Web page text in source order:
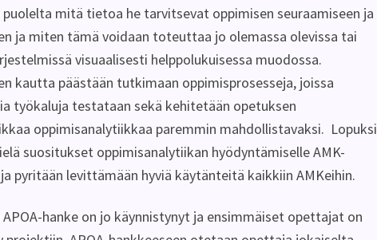
mitä tietoa he tarvitsevat oppimisen seuraamiseen ja
ja miten tämä voidaan toteuttaa jo olemassa olevissa tai
visuaalisesti helppolukuisessa muodossa.
kautta päästään tutkimaan oppimisprosesseja, joissa
työkaluja testataan sekä kehitetään opetuksen
oppimisanalytiikkaa paremmin mahdollistavaksi. Lopuksi
suositukset oppimisanalytiikan hyödyntämiselle AMK-
pyritään levittämään hyviä käytänteitä kaikkiin AMKeihin.
APOA-hanke on jo käynnistynyt ja ensimmäiset opettajat on